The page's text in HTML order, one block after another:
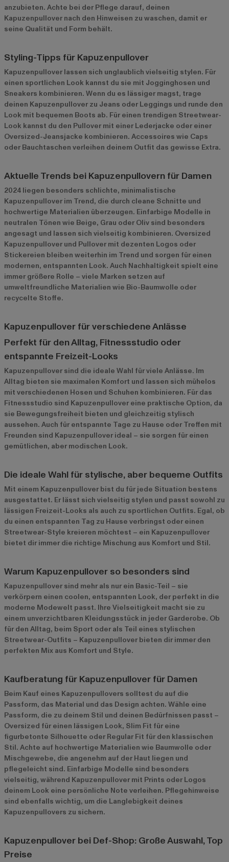
anzubieten. Achte bei der Pflege darauf, deinen
Kapuzenpullover nach den Hinweisen zu waschen, damit er
seine Qualität und Form behält.
Styling-Tipps für Kapuzenpullover
Kapuzenpullover lassen sich unglaublich vielseitig stylen. Für
einen sportlichen Look kannst du sie mit Jogginghosen und
Sneakers kombinieren. Wenn du es lässiger magst, trage
deinen Kapuzenpullover zu Jeans oder Leggings und runde den
Look mit bequemen Boots ab. Für einen trendigen Streetwear-
Look kannst du den Pullover mit einer Lederjacke oder einer
Oversized-Jeansjacke kombinieren. Accessoires wie Caps
oder Bauchtaschen verleihen deinem Outfit das gewisse Extra.
Aktuelle Trends bei Kapuzenpullovern für Damen
2024 liegen besonders schlichte, minimalistische
Kapuzenpullover im Trend, die durch cleane Schnitte und
hochwertige Materialien überzeugen. Einfarbige Modelle in
neutralen Tönen wie Beige, Grau oder Oliv sind besonders
angesagt und lassen sich vielseitig kombinieren. Oversized
Kapuzenpullover und Pullover mit dezenten Logos oder
Stickereien bleiben weiterhin im Trend und sorgen für einen
modernen, entspannten Look. Auch Nachhaltigkeit spielt eine
immer größere Rolle – viele Marken setzen auf
umweltfreundliche Materialien wie Bio-Baumwolle oder
recycelte Stoffe.
Kapuzenpullover für verschiedene Anlässe
Perfekt für den Alltag, Fitnessstudio oder
entspannte Freizeit-Looks
Kapuzenpullover sind die ideale Wahl für viele Anlässe. Im
Alltag bieten sie maximalen Komfort und lassen sich mühelos
mit verschiedenen Hosen und Schuhen kombinieren. Für das
Fitnessstudio sind Kapuzenpullover eine praktische Option, da
sie Bewegungsfreiheit bieten und gleichzeitig stylisch
aussehen. Auch für entspannte Tage zu Hause oder Treffen mit
Freunden sind Kapuzenpullover ideal – sie sorgen für einen
gemütlichen, aber modischen Look.
Die ideale Wahl für stylische, aber bequeme Outfits
Mit einem Kapuzenpullover bist du für jede Situation bestens
ausgestattet. Er lässt sich vielseitig stylen und passt sowohl zu
lässigen Freizeit-Looks als auch zu sportlichen Outfits. Egal, ob
du einen entspannten Tag zu Hause verbringst oder einen
Streetwear-Style kreieren möchtest – ein Kapuzenpullover
bietet dir immer die richtige Mischung aus Komfort und Stil.
Warum Kapuzenpullover so besonders sind
Kapuzenpullover sind mehr als nur ein Basic-Teil – sie
verkörpern einen coolen, entspannten Look, der perfekt in die
moderne Modewelt passt. Ihre Vielseitigkeit macht sie zu
einem unverzichtbaren Kleidungsstück in jeder Garderobe. Ob
für den Alltag, beim Sport oder als Teil eines stylischen
Streetwear-Outfits – Kapuzenpullover bieten dir immer den
perfekten Mix aus Komfort und Style.
Kaufberatung für Kapuzenpullover für Damen
Beim Kauf eines Kapuzenpullovers solltest du auf die
Passform, das Material und das Design achten. Wähle eine
Passform, die zu deinem Stil und deinen Bedürfnissen passt –
Oversized für einen lässigen Look, Slim Fit für eine
figurbetonte Silhouette oder Regular Fit für den klassischen
Stil. Achte auf hochwertige Materialien wie Baumwolle oder
Mischgewebe, die angenehm auf der Haut liegen und
pflegeleicht sind. Einfarbige Modelle sind besonders
vielseitig, während Kapuzenpullover mit Prints oder Logos
deinem Look eine persönliche Note verleihen. Pflegehinweise
sind ebenfalls wichtig, um die Langlebigkeit deines
Kapuzenpullovers zu sichern.
Kapuzenpullover bei Def-Shop: Große Auswahl, Top
Preise